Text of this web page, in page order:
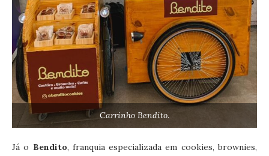
Carrinho Bendito.
Já o Bendito, franquia especializada em cookies, brownies,